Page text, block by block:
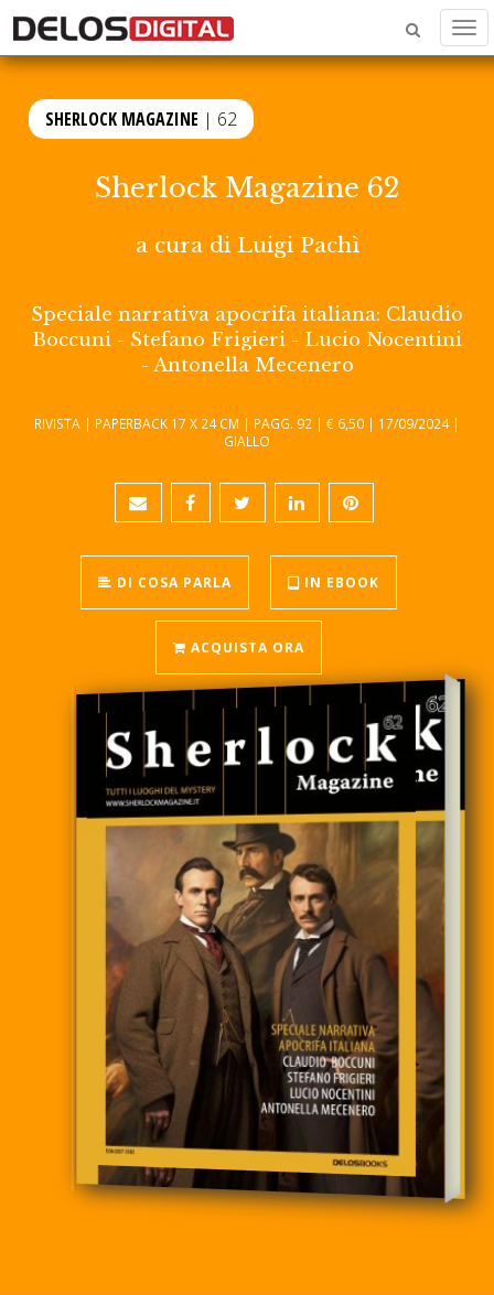
SHERLOCK MAGAZINE | 62
Sherlock Magazine 62
a cura di Luigi Pachì
Speciale narrativa apocrifa italiana: Claudio
Boccuni - Stefano Frigieri - Lucio Nocentini
- Antonella Mecenero
RIVISTA | PAPERBACK 17 X 24 CM | PAGG. 92 | € 6,50 | 17/09/2024 |
GIALLO
DI COSA PARLA IN EBOOK
ACQUISTA ORA